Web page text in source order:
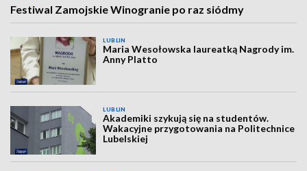
Festiwal Zamojskie Winogranie po raz siódmy
LUBLIN
Maria Wesołowska laureatką Nagrody im.
Anny Platto
LUBLIN
Akademiki szykują się na studentów.
Wakacyjne przygotowania na Politechnice
Lubelskiej